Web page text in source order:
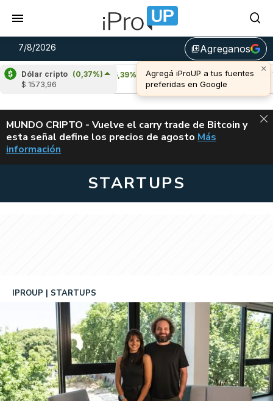
7/8/2026 library_addAgreganos
Dólar cripto (0,37%)
$ 1573,96
Cardano (5,39%)
u$s 0,20
Avalanche (-4,13%)
u$s 6,39
ALERTA
MUNDO CRIPTO - Vuelve el carry trade de Bitcoin y
esta señal define los precios de agosto VUELVE EL
Más
información
STARTUPS
IPROUP STARTUPS